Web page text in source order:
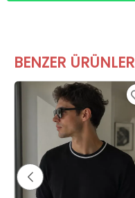
BENZER ÜRÜNLER